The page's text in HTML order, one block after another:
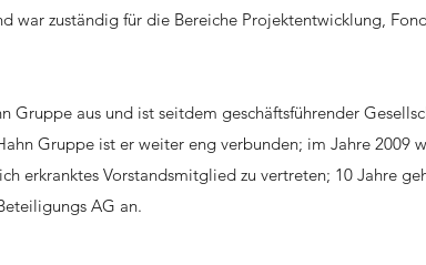
war zuständig für die Bereiche Projektentwicklung,
Gruppe aus und ist seitdem geschäftsführender
Gruppe ist er weiter eng verbunden; im Jahre 2009
erkranktes Vorstandsmitglied zu vertreten; 10 Jahre
AG an.